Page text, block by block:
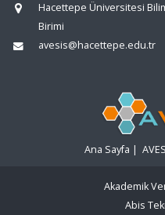
Hacettepe Üniversitesi
Birimi
avesis@hacettepe.edu.tr
Ana Sayfa |
Akademik
Abis